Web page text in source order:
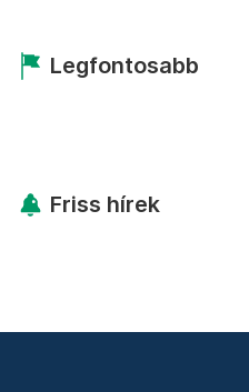
Legfontosabb
Friss hírek